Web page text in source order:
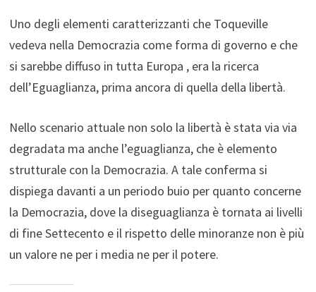
Uno degli elementi caratterizzanti che Toqueville
vedeva nella Democrazia come forma di governo e che
si sarebbe diffuso in tutta Europa , era la ricerca
dell’Eguaglianza, prima ancora di quella della libertà.
Nello scenario attuale non solo la libertà è stata via via
degradata ma anche l’eguaglianza, che è elemento
strutturale con la Democrazia. A tale conferma si
dispiega davanti a un periodo buio per quanto concerne
la Democrazia, dove la diseguaglianza è tornata ai livelli
di fine Settecento e il rispetto delle minoranze non è più
un valore ne per i media ne per il potere.